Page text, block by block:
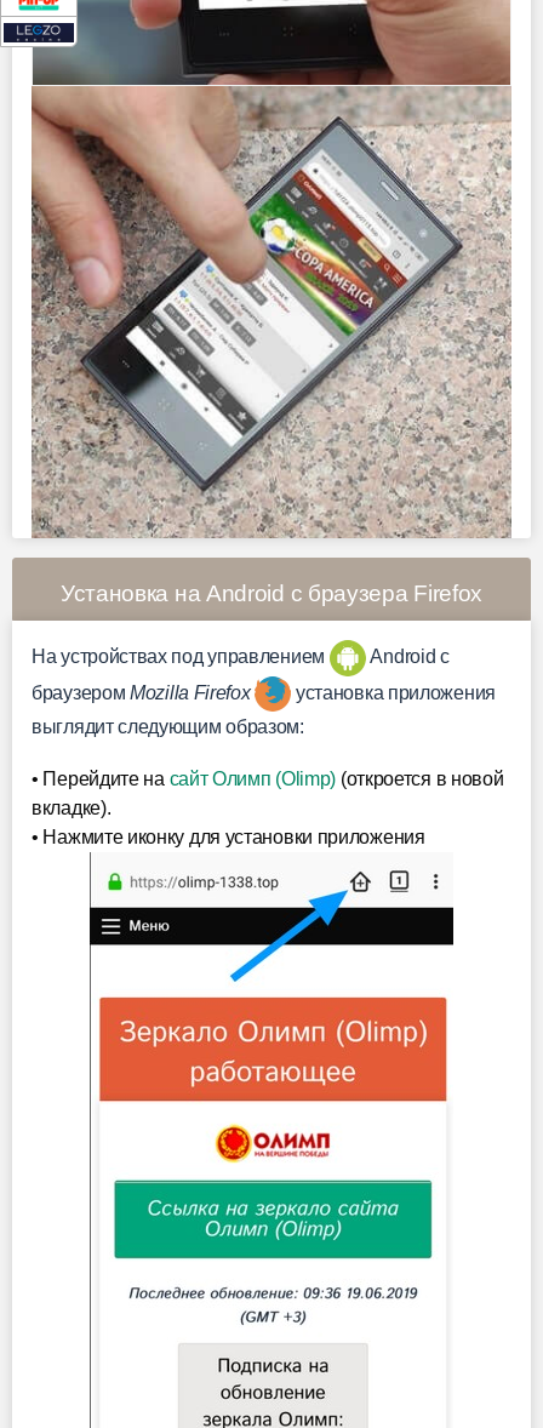
Установка на Android с браузера Firefox
На устройствах под управлением
Android c
браузером Mozilla Firefox
установка приложения
выглядит следующим образом:
• Перейдите на сайт Олимп (Olimp) (откроется в новой
вкладке).
• Нажмите иконку для установки приложения